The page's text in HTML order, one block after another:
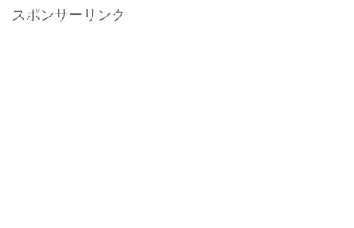
スポンサーリンク